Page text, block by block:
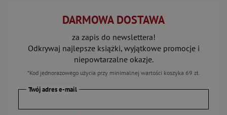
DARMOWA DOSTAWA
za zapis do newslettera!
Odkrywaj najlepsze książki, wyjątkowe promocje i
niepowtarzalne okazje.
*Kod jednorazowego użycia przy minimalnej wartości koszyka 69 zł.
Twój adres e-mail